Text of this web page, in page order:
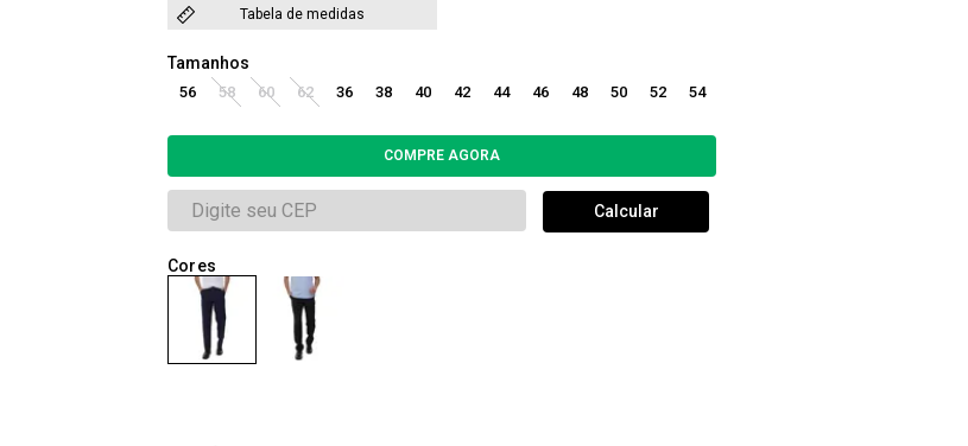
Tabela de medidas
56 58 60 62 36 38 40 42 44 46 48 50 52 54